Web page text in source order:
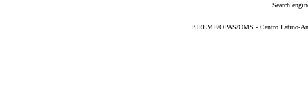
Search
BIREME/OPAS/OMS - Centro Latino-